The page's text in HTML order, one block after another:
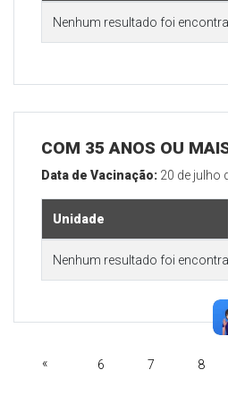
Nenhum resultado foi
COM 35 ANOS OU
Data de Vacinação: 20 de julho
Unidade
Nenhum resultado foi
« 6 7 8